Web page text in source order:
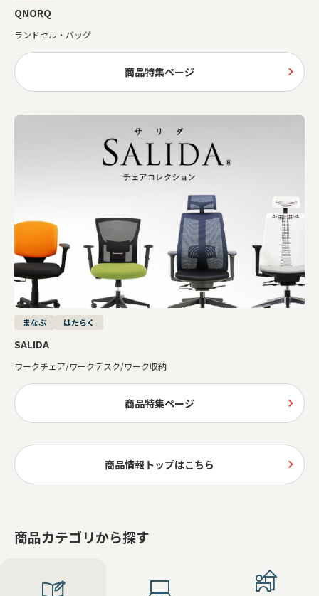
QNORQ
ランドセル・バッグ
商品特集ページ
まなぶ はたらく
SALIDA
ワークチェア/ワークデスク/ワーク収納
商品特集ページ
商品情報トップはこちら
商品カテゴリから探す